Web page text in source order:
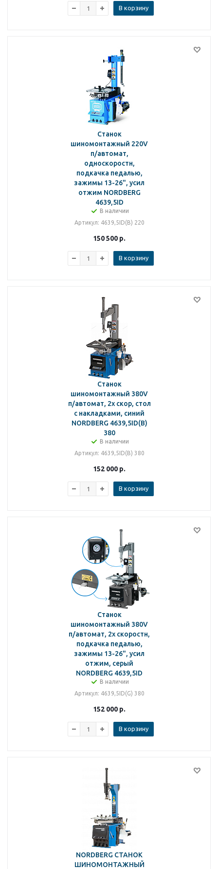
В корзину
Станок
шиномонтажный 220V
п/автомат,
односкоростн,
подкачка педалью,
зажимы 13-26", усил
отжим NORDBERG
4639,5ID
В наличии
Артикул: 4639,5ID(B) 220
150 500 р.
В корзину
Станок
шиномонтажный 380V
п/автомат, 2х скор, стол
с накладками, синий
NORDBERG 4639,5ID(B)
380
В наличии
Артикул: 4639,5ID(B) 380
152 000 р.
В корзину
Станок
шиномонтажный 380V
п/автомат, 2х скоростн,
подкачка педалью,
зажимы 13-26", усил
отжим, серый
NORDBERG 4639,5ID
В наличии
Артикул: 4639,5ID(G) 380
152 000 р.
В корзину
NORDBERG СТАНОК
ШИНОМОНТАЖНЫЙ